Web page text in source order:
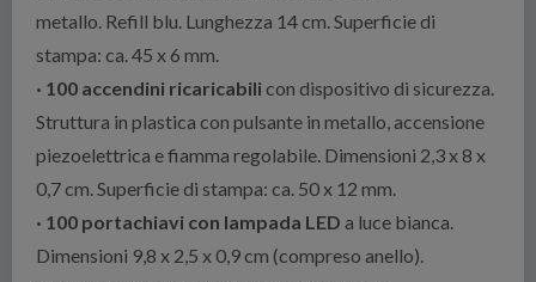
metallo. Refill blu. Lunghezza 14 cm. Superficie di
stampa: ca. 45 x 6 mm.
· 100 accendini ricaricabilicon dispositivo di sicurezza.
Struttura in plastica con pulsante in metallo, accensione
piezoelettrica e fiamma regolabile. Dimensioni 2,3 x 8 x
0,7 cm. Superficie di stampa: ca. 50 x 12 mm.
· 100 portachiavi con lampada LED a luce bianca.
Dimensioni 9,8 x 2,5 x 0,9 cm (compreso anello).